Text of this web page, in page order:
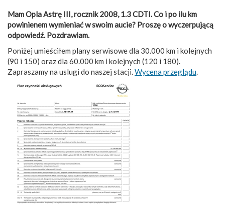
Mam Opla Astrę III, rocznik 2008, 1.3 CDTI. Co i po ilu km
powinienem wymieniać w swoim aucie? Proszę o wyczerpującą
odpowiedź. Pozdrawiam.
Poniżej umieściłem plany serwisowe dla 30.000 km i kolejnych
(90 i 150) oraz dla 60.000 km i kolejnych (120 i 180).
Zapraszamy na uslugi do naszej stacji.Wycena przeglądu.